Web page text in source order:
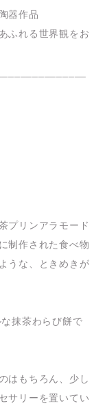
器作品
ふれる世界観をお
プリンアラモード
制作された食べ物
うな、ときめきが
抹茶わらび餅で
はもちろん、少し
サリーを置いてい